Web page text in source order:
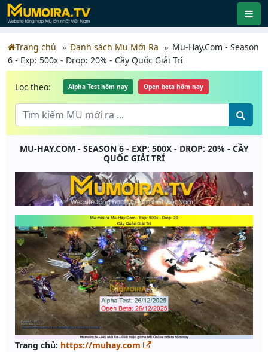
Trang chủ Danh sách Mu Mới Ra
Mu-Hay.Com - Season
6 - Exp: 500x - Drop: 20% - Cầy Quốc Giải Trí
Lọc theo: Alpha Test hôm nay Open beta hôm nay
MU-HAY.COM - SEASON 6 - EXP: 500X - DROP: 20% - CẦY
QUỐC GIẢI TRÍ
Trang chủ: https://muhay.com